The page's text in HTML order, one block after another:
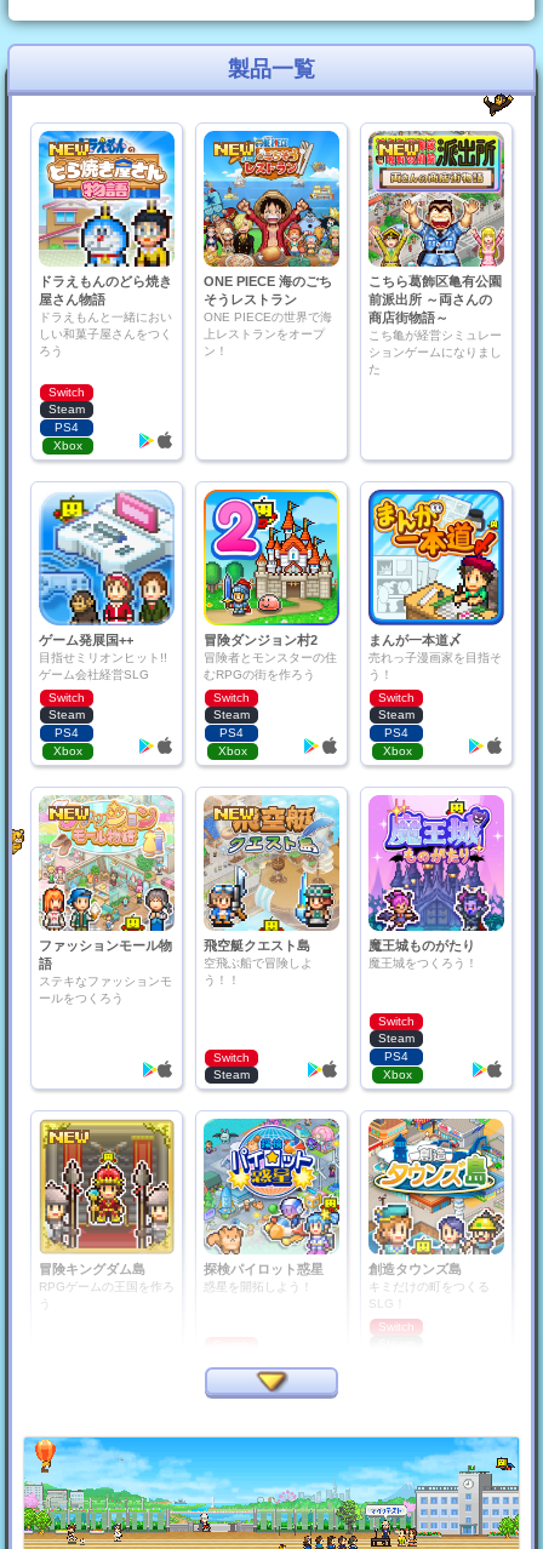
製品一覧
ドラえもんのどら焼き
屋さん物語
ドラえもんと一緒におい
しい和菓子屋さんをつく
ろう
Switch
Steam
PS4
Xbox
ONE PIECE 海のごち
そうレストラン
ONE PIECEの世界で海
上レストランをオープ
ン！
こちら葛飾区亀有公園
前派出所 ～両さんの
商店街物語～
こち亀が経営シミュレー
ションゲームになりまし
た
ゲーム発展国++
目指せミリオンヒット!!
ゲーム会社経営SLG
Switch
Steam
PS4
Xbox
冒険ダンジョン村2
冒険者とモンスターの住
むRPGの街を作ろう
Switch
Steam
PS4
Xbox
まんが一本道〆
売れっ子漫画家を目指そ
う！
Switch
Steam
PS4
Xbox
ファッションモール物
語
ステキなファッションモ
ールをつくろう
飛空艇クエスト島
空飛ぶ船で冒険しよ
う！！
Switch
Steam
魔王城ものがたり
魔王城をつくろう！
Switch
Steam
PS4
Xbox
冒険キングダム島
RPGゲームの王国を作ろ
う
探検パイロット惑星
惑星を開拓しよう！
創造タウンズ島
キミだけの町をつくる
SLG！
Switch